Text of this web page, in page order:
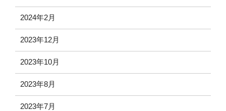
2024年2月
2023年12月
2023年10月
2023年8月
2023年7月